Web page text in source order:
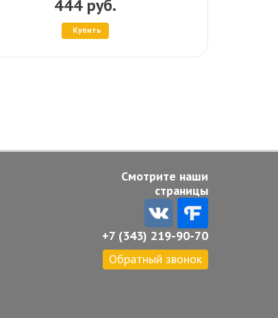
444 руб.
Купить
Смотрите наши
страницы
+7 (343) 219-90-70
Обратный звонок